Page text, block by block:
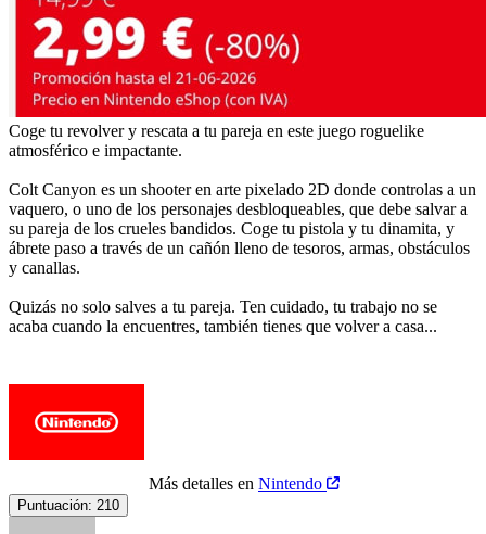
Coge tu revolver y rescata a tu pareja en este juego roguelike
atmosférico e impactante.
Colt Canyon es un shooter en arte pixelado 2D donde controlas a un
vaquero, o uno de los personajes desbloqueables, que debe salvar a
su pareja de los crueles bandidos. Coge tu pistola y tu dinamita, y
ábrete paso a través de un cañón lleno de tesoros, armas, obstáculos
y canallas.
Quizás no solo salves a tu pareja. Ten cuidado, tu trabajo no se
acaba cuando la encuentres, también tienes que volver a casa...
Más detalles en Nintendo
Puntuación: 210